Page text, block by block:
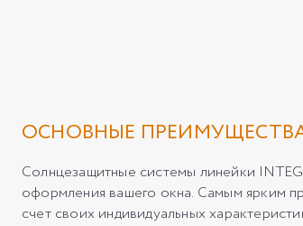
ОСНОВНЫЕ
Солнцезащитные системы линейки
оформления вашего окна. Самым ярким
счет своих индивидуальных